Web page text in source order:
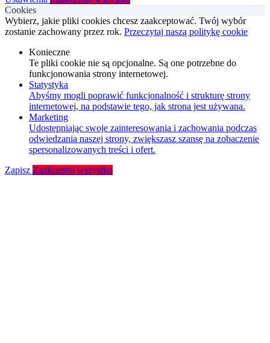
Cookies
Wybierz, jakie pliki cookies chcesz zaakceptować. Twój wybór
zostanie zachowany przez rok. Przeczytaj naszą politykę cookie
Konieczne
Te pliki cookie nie są opcjonalne. Są one potrzebne do
funkcjonowania strony internetowej.
Statystyka
Abyśmy mogli poprawić funkcjonalność i strukturę strony
internetowej, na podstawie tego, jak strona jest używana.
Marketing
Udostępniając swoje zainteresowania i zachowania podczas
odwiedzania naszej strony, zwiększasz szansę na zobaczenie
spersonalizowanych treści i ofert.
Zapisz Zaakceptuj wszystko